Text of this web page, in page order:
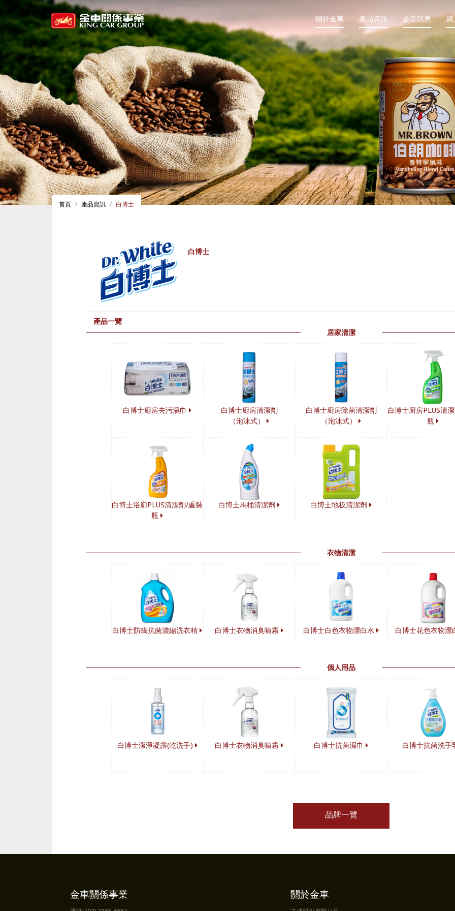
關於金車 產品資訊 企業訊息
首頁 產品資訊 白博士
白博士
產品一覽
居家清潔
白博士廚房去污濕巾 白博士廚房清潔劑
（泡沫式）
白博士廚房除菌清潔劑
（泡沫式）
白博士廚房PLUS清
瓶
白博士浴廁PLUS清潔劑/重裝
瓶
白博士馬桶清潔劑 白博士地板清潔劑
衣物清潔
白博士防螨抗菌濃縮洗衣精 白博士衣物消臭噴霧 白博士白色衣物漂白水 白博士花色衣物
個人用品
白博士潔淨凝露(乾洗手) 白博士衣物消臭噴霧 白博士抗菌濕巾 白博士抗菌洗
品牌一覽
金車關係事業 關於金車